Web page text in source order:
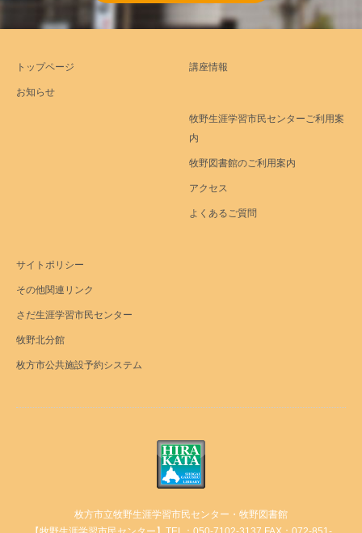
トップページ
お知らせ
講座情報
牧野生涯学習市民センターご利用案
内
牧野図書館のご利用案内
アクセス
よくあるご質問
サイトポリシー
その他関連リンク
さだ生涯学習市民センター
牧野北分館
枚方市公共施設予約システム
枚方市立牧野生涯学習市民センター・牧野図書館